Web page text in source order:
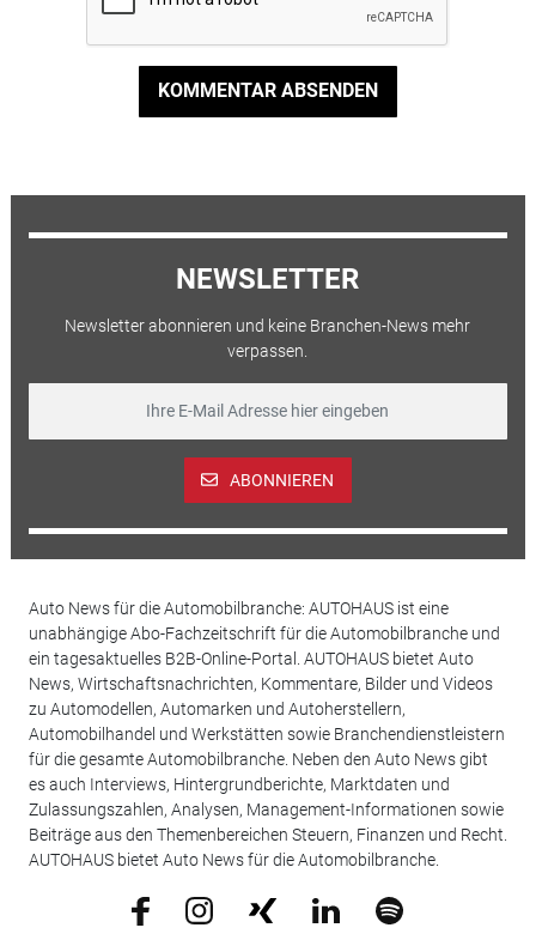
KOMMENTAR ABSENDEN
NEWSLETTER
Newsletter abonnieren und keine Branchen-News mehr
verpassen.
ABONNIEREN
Auto News für die Automobilbranche: AUTOHAUS ist eine
unabhängige Abo-Fachzeitschrift für die Automobilbranche und
ein tagesaktuelles B2B-Online-Portal. AUTOHAUS bietet Auto
News, Wirtschaftsnachrichten, Kommentare, Bilder und Videos
zu Automodellen, Automarken und Autoherstellern,
Automobilhandel und Werkstätten sowie Branchendienstleistern
für die gesamte Automobilbranche. Neben den Auto News gibt
es auch Interviews, Hintergrundberichte, Marktdaten und
Zulassungszahlen, Analysen, Management-Informationen sowie
Beiträge aus den Themenbereichen Steuern, Finanzen und Recht.
AUTOHAUS bietet Auto News für die Automobilbranche.